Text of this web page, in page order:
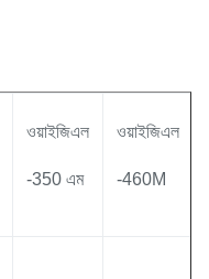
ওয়াইজিএল
-350 এম
ওয়াইজিএল
-460M